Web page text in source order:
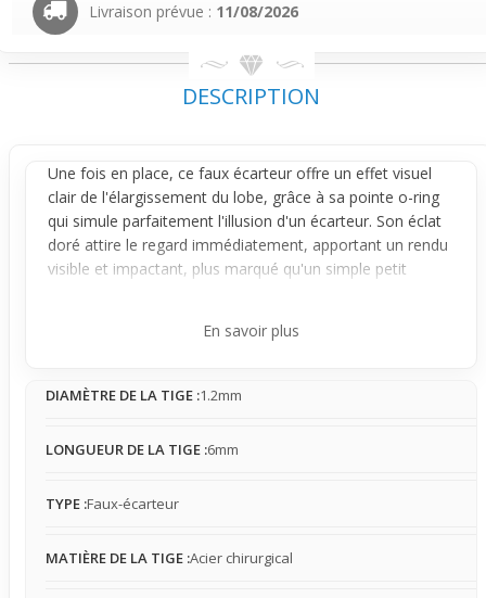
Livraison prévue : 11/08/2026
DESCRIPTION
Une fois en place, ce faux écarteur offre un effet visuel
clair de l'élargissement du lobe, grâce à sa pointe o-ring
qui simule parfaitement l'illusion d'un écarteur. Son éclat
doré attire le regard immédiatement, apportant un rendu
visible et impactant, plus marqué qu'un simple petit
Ce bijou se porte comme un piercing standard, sans
bouger de manière notable. Sa présence est perceptible
quotidien.
affirmé, cefaux écarteur
contrainte. Parfait pour un usage occasionnel, il s’adapte
à toutes les envies de changement et permet de jouer
En savoir plus
DIAMÈTRE DE LA TIGE :1.2mm
LONGUEUR DE LA TIGE :6mm
TYPE :Faux-écarteur
MATIÈRE DE LA TIGE :Acier chirurgical